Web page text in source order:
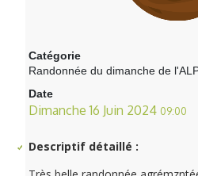
Catégorie
Randonnée du dimanche de
Date
Dimanche 16 Juin 2024 09:00
Descriptif détaillé :